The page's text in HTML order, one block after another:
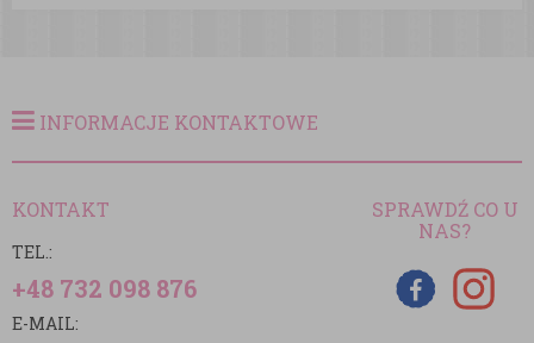
INFORMACJE KONTAKTOWE
KONTAKT
TEL.:
+48 732 098 876
E-MAIL:
SPRAWDŹ CO U
NAS?